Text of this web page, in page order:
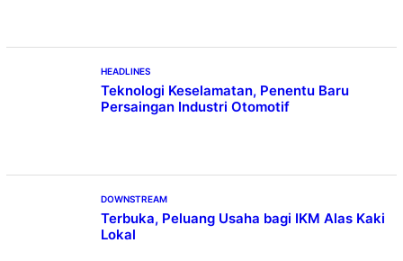
HEADLINES
Teknologi Keselamatan, Penentu Baru
Persaingan Industri Otomotif
DOWNSTREAM
Terbuka, Peluang Usaha bagi IKM Alas Kaki
Lokal